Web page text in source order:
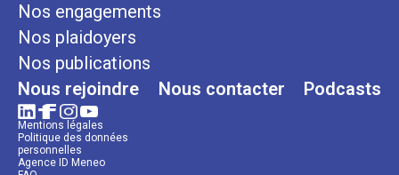
Nos engagements
Nos plaidoyers
Nos publications
Nous rejoindre Nous contacter Podcasts
Mentions légales
Politique des données
personnelles
Agence ID Meneo